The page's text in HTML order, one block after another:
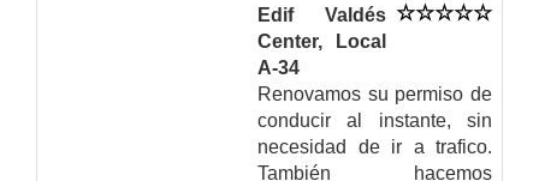
Edif Valdés
Center, Local
A-34
Renovamos su permiso de
conducir al instante, sin
necesidad de ir a trafico.
También hacemos